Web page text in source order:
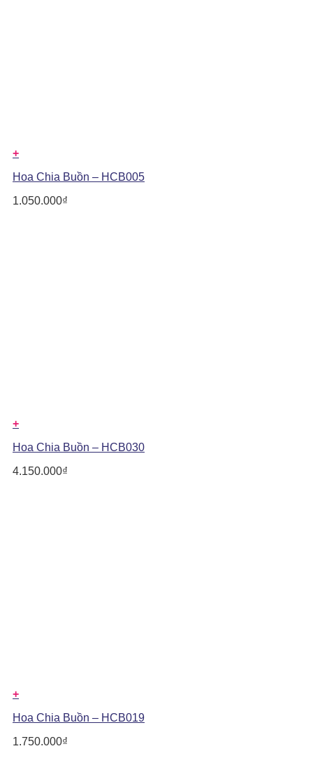
+
Hoa Chia Buồn – HCB005
1.050.000₫
+
Hoa Chia Buồn – HCB030
4.150.000₫
+
Hoa Chia Buồn – HCB019
1.750.000₫